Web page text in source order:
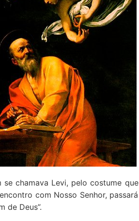
chamava Levi, pelo costume que
com Nosso Senhor, passará
de Deus”.